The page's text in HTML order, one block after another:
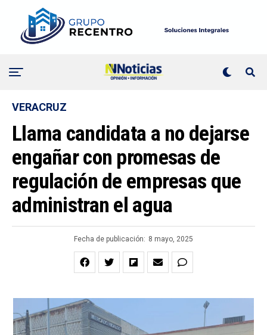
VERACRUZ
Llama candidata a no dejarse
engañar con promesas de
regulación de empresas que
administran el agua
Fecha de publicación: 8 mayo, 2025